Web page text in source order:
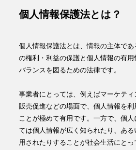
個人情報保護法とは？
個人情報保護法とは、情報の主体であ
の権利・利益の保護と個人情報の有用
バランスを図るための法律です。
事業者にとっては、例えばマーケティ
販売促進などの場面で、個人情報を利
ことが極めて有用です。一方で、個人
ては個人情報が広く知られたり、ある
用されたりすることが社会生活にとっ